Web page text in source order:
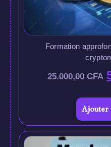
Formation
25.000,00CFA
Ajouter